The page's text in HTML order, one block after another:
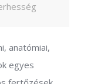
anatómiai,
egyes